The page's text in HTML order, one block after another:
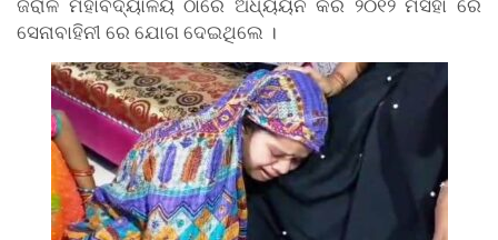
ଜିରାଳ ମହାବିଦ୍ୟାଳୟ ଠାରେ ଅଧ୍ୟୟନ କରି ୨୦୧୨ ମସିହା ରେ
ସେନାବାହିନୀ ରେ ଯୋଗ ଦେଇଥିଲେ ।